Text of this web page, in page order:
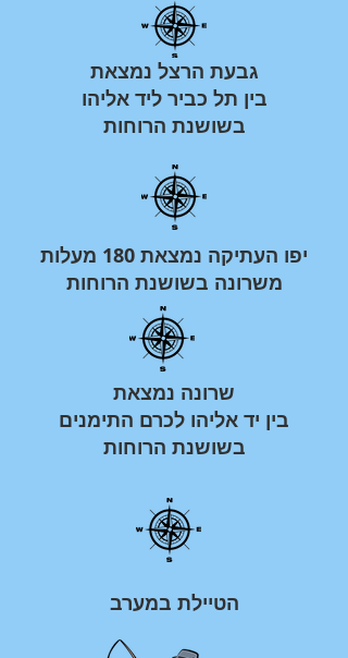
גבעת הרצל נמצאת
בין תל כביר ליד אליהו
בשושנת הרוחות
יפו העתיקה נמצאת 180 מעלות
משרונה בשושנת הרוחות
שרונה נמצאת
בין יד אליהו לכרם התימנים
בשושנת הרוחות
הטיילת במערב